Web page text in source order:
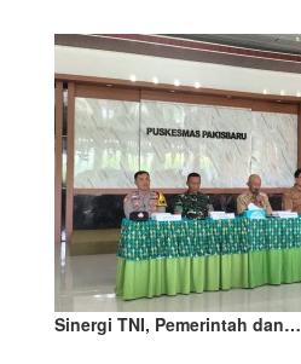
Sinergi TNI, Pemerintah dan…